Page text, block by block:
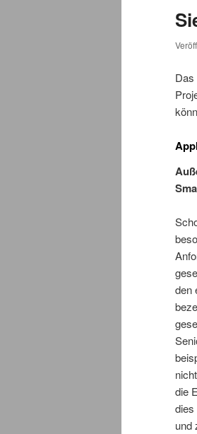
Das
den
die
dies
und